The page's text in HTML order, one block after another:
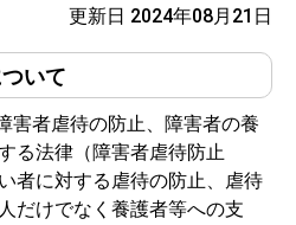
更新日 2024年08月21日
いて
者虐待の防止、障害者の養
る法律（障害者虐待防止
者に対する虐待の防止、虐待
だけでなく養護者等への支